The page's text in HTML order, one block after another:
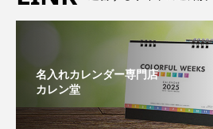
名入れカレンダー専門店
カレン堂